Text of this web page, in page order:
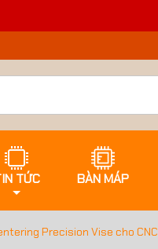
TỨC BÀN MÁP
Precision Vise cho CNC